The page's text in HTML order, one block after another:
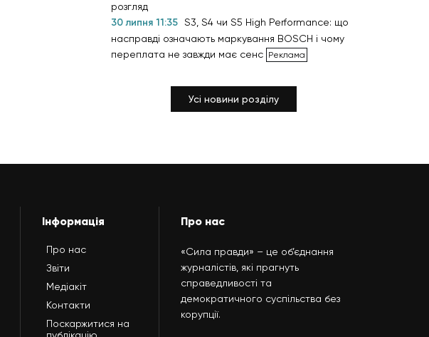
розгляд
30 липня 11:35 S3, S4 чи S5 High Performance: що
насправді означають маркування BOSCH і чому
переплата не завжди має сенс
Усі новини розділу
Інформація
Про нас
Звіти
Медіакіт
Контакти
Поскаржитися на
Про нас
«Сила правди» – це об’єднання
журналістів, які прагнуть
справедливості та
демократичного суспільства без
корупції.